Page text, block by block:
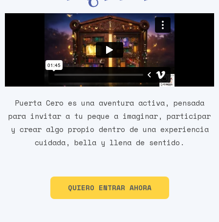
Puerta Cero es una aventura activa, pensada
para invitar a tu peque a imaginar, participar
y crear algo propio dentro de una experiencia
cuidada, bella y llena de sentido.
QUIERO ENTRAR AHORA